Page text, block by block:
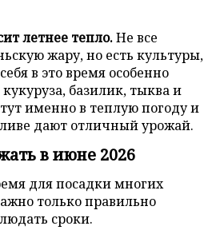
летнее тепло.Не все
жару, но есть культуры,
в это время особенно
базилик, тыква и
именно в теплую погоду и
дают отличный урожай.
в июне 2026
для посадки многих
только правильно
сроки.